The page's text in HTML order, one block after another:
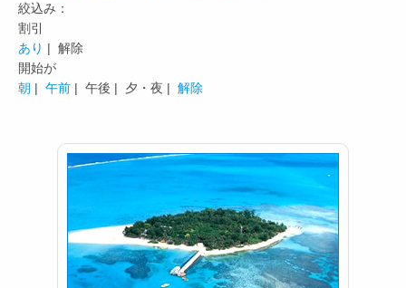
絞込み：
割引
あり | 解除
開始が
朝 | 午前 | 午後 | 夕・夜 | 解除